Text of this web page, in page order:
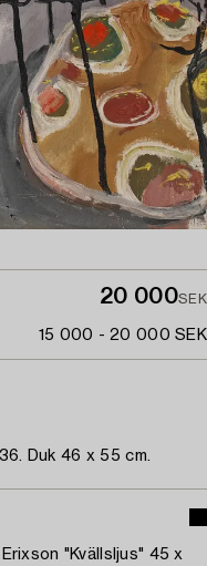
20 000SEK
15 000 - 20 000 SEK
Duk 46 x 55 cm.
"Kvällsljus" 45 x